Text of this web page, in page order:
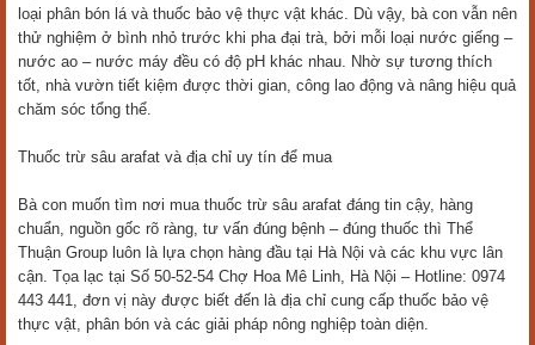
loại phân bón lá và thuốc bảo vệ thực vật khác. Dù vậy, bà con vẫn nên
thử nghiệm ở bình nhỏ trước khi pha đại trà, bởi mỗi loại nước giếng –
nước ao – nước máy đều có độ pH khác nhau. Nhờ sự tương thích
tốt, nhà vườn tiết kiệm được thời gian, công lao động và nâng hiệu quả
chăm sóc tổng thể.
Thuốc trừ sâu arafat và địa chỉ uy tín để mua
Bà con muốn tìm nơi mua thuốc trừ sâu arafat đáng tin cậy, hàng
chuẩn, nguồn gốc rõ ràng, tư vấn đúng bệnh – đúng thuốc thì Thể
Thuận Group luôn là lựa chọn hàng đầu tại Hà Nội và các khu vực lân
cận. Tọa lạc tại Số 50-52-54 Chợ Hoa Mê Linh, Hà Nội – Hotline: 0974
443 441, đơn vị này được biết đến là địa chỉ cung cấp thuốc bảo vệ
thực vật, phân bón và các giải pháp nông nghiệp toàn diện.